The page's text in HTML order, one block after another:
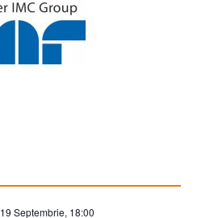
19 Septembrie, 18:00